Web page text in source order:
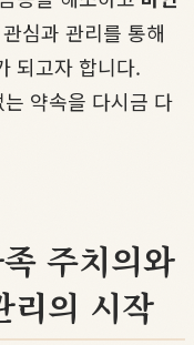
심과 관리를 통해
되고자 합니다.
약속을 다시금 다
주치의와
리의 시작